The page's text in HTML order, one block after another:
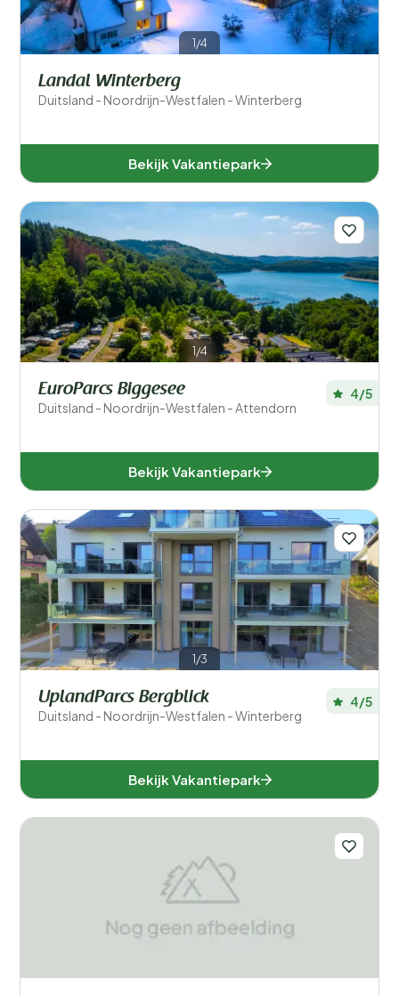
1/4
Landal Winterberg
Duitsland - Noordrijn-Westfalen - Winterberg
Bekijk Vakantiepark
1/4
EuroParcs Biggesee
Duitsland - Noordrijn-Westfalen - Attendorn
4/5
Bekijk Vakantiepark
1/3
UplandParcs Bergblick
Duitsland - Noordrijn-Westfalen - Winterberg
4/5
Bekijk Vakantiepark